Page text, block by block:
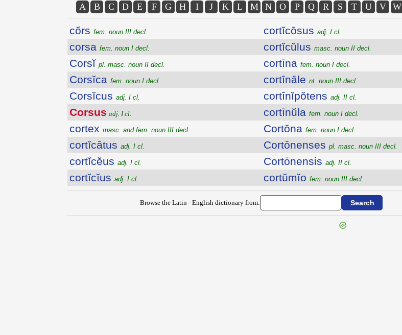
A B C D E F G H I J K L M N O P Q R S T U V W
cŏrs fem. noun III decl.
corsa fem. noun I decl.
Corsĭ pl. masc. noun II decl.
Corsĭca fem. noun I decl.
Corsĭcus adj. I cl.
Corsus adj. I cl.
cortex masc. and fem. noun III decl.
cortĭcātus adj. I cl.
cortĭcĕus adj. I cl.
cortĭcĭus adj. I cl.
cortĭcōsus adj. I cl.
cortĭcŭlus masc. noun II decl.
cortīna fem. noun I decl.
cortīnāle nt. noun III decl.
cortīnĭpŏtens adj. II cl.
cortīnŭla fem. noun I decl.
Cortōna fem. noun I decl.
Cortōnenses pl. masc. noun III decl.
Cortōnensis adj. II cl.
cortŭmĭo fem. noun III decl.
Browse the Latin - English dictionary from: